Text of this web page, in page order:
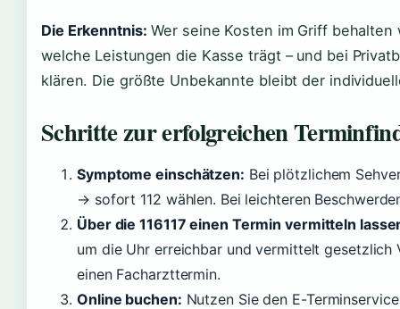
Die Erkenntnis: Wer seine Kosten im Griff
welche Leistungen die Kasse trägt – und bei
klären. Die größte Unbekannte bleibt der
Schritte zur erfolgreichen
Symptome einschätzen: Bei plötzlichem
→ sofort 112 wählen. Bei leichteren
Über die 116117 einen Termin vermitteln
um die Uhr erreichbar und vermittelt gesetzlich
einen Facharzttermin.
Online buchen: Nutzen Sie den E-